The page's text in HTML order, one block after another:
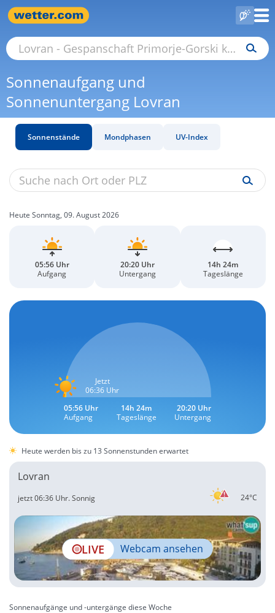
Sonnenaufgang und
Sonnenuntergang Lovran
Sonnenstände Mondphasen UV-Index
Heute Sonntag, 09. August 2026
05:56 Uhr
Aufgang
20:20 Uhr
Untergang
14h 24m
Tageslänge
Jetzt
06:36 Uhr
05:56 Uhr
Aufgang
14h 24m
Tageslänge
20:20 Uhr
Untergang
Heute werden bis zu 13 Sonnenstunden erwartet
Lovran
24°C
jetzt 06:36 Uhr.Sonnig
LIVE Webcam ansehen
Sonnenaufgänge und -untergänge diese Woche